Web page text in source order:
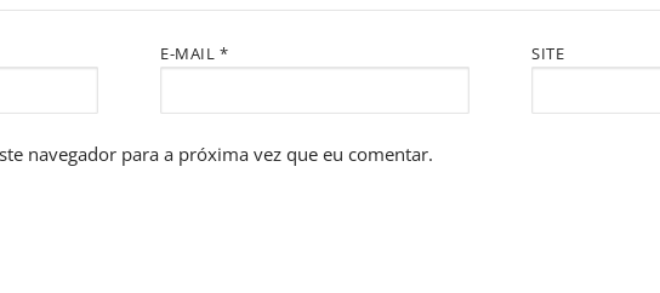
E-MAIL * SITE
navegador para a próxima vez que eu comentar.